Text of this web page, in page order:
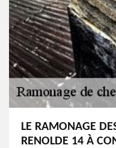
LE RAMONAGE
RENOLDE 14 À